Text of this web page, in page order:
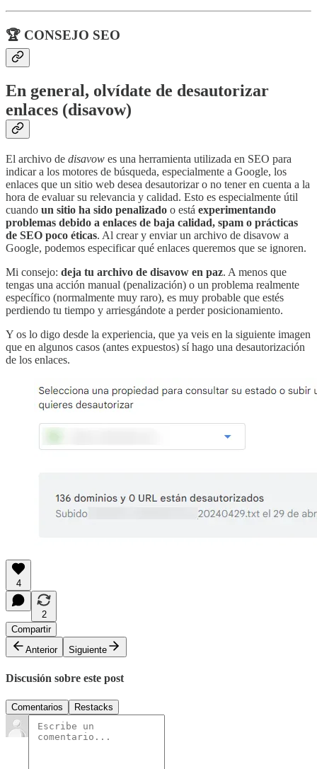
🏆 CONSEJO SEO
En general, olvídate de desautorizar
enlaces (disavow)
El archivo de disavow es una herramienta utilizada en SEO para
indicar a los motores de búsqueda, especialmente a Google, los
enlaces que un sitio web desea desautorizar o no tener en cuenta a la
hora de evaluar su relevancia y calidad. Esto es especialmente útil
cuando un sitio ha sido penalizado o está experimentando
problemas debido a enlaces de baja calidad, spam o prácticas
de SEO poco éticas. Al crear y enviar un archivo de disavow a
Google, podemos especificar qué enlaces queremos que se ignoren.
Mi consejo: deja tu archivo de disavow en paz. A menos que
tengas una acción manual (penalización) o un problema realmente
específico (normalmente muy raro), es muy probable que estés
perdiendo tu tiempo y arriesgándote a perder posicionamiento.
Y os lo digo desde la experiencia, que ya veis en la siguiente imagen
que en algunos casos (antes expuestos) sí hago una desautorización
de los enlaces.
4
2
Compartir
Anterior
Siguiente
Discusión sobre este post
Comentarios Restacks